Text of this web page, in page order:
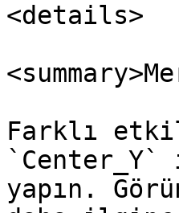
<details>
Farklı
yapın.